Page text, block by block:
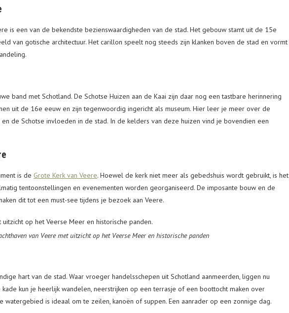
is een van de bekendste bezienswaardigheden van de stad. Het gebouw stamt uit de 15e
van gotische architectuur. Het carillon speelt nog steeds zijn klanken boven de stad en vormt
band met Schotland. De Schotse Huizen aan de Kaai zijn daar nog een tastbare herinnering
uit de 16e eeuw en zijn tegenwoordig ingericht als museum. Hier leer je meer over de
de Schotse invloeden in de stad. In de kelders van deze huizen vind je bovendien een
is de Grote Kerk van Veere. Hoewel de kerk niet meer als gebedshuis wordt gebruikt, is het
tentoonstellingen en evenementen worden georganiseerd. De imposante bouw en de
dit tot een must-see tijdens je bezoek aan Veere.
van Veere met uitzicht op het Veerse Meer en historische panden
hart van de stad. Waar vroeger handelsschepen uit Schotland aanmeerden, liggen nu
kun je heerlijk wandelen, neerstrijken op een terrasje of een boottocht maken over
watergebied is ideaal om te zeilen, kanoën of suppen. Een aanrader op een zonnige dag.